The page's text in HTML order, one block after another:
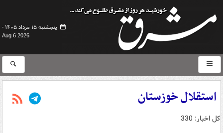
پنجشنبه ۱۵ مرداد ۱۴۰۵ -
Aug 6 2026
استقلال خوزستان
کل اخبار: 330